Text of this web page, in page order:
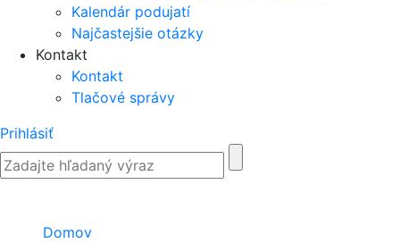
Kalendár podujatí
Najčastejšie otázky
Kontakt
Kontakt
Tlačové správy
Prihlásiť
Domov